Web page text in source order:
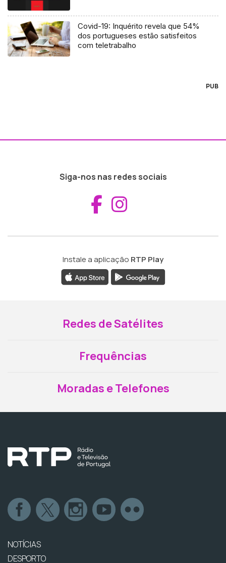
Covid-19: Inquérito revela que 54%
dos portugueses estão satisfeitos
com teletrabalho
PUB
Siga-nos nas redes sociais
Aceder ao
Instale a aplicação RTP Play
Redes de Satélites
Frequências
Moradas e Telefones
NOTÍCIAS
DESPORTO